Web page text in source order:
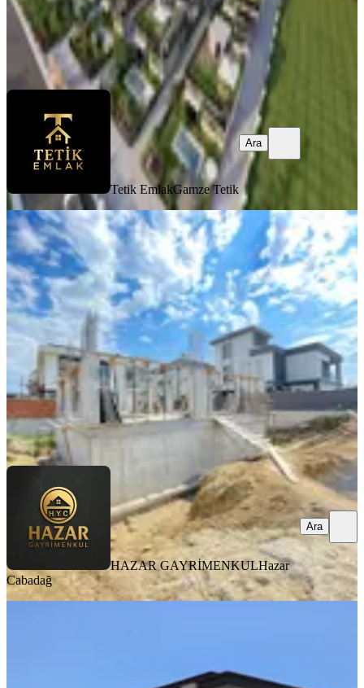
Tetik EmlakGamze Tetik
Tetik EmlakGamze Tetik
Ara
MANZARALI
Hazar Gayrimenkul'den Dallıca'da
Mükemmel Konumda Muhteşem Villa
Nazilli, Dallıca Mahallesi
4+1·292 m²·22.06.2026
20.000.000 ₺
HAZAR GAYRİMENKULHazar Cabadağ
Ara
HAZAR GAYRİMENKULHazar
Cabadağ
Ara
Nazilli, Dallıca Mahallesi